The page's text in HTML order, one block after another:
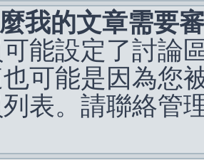
我的文章需要
能設定了討論
可能是因為您
表。請聯絡管